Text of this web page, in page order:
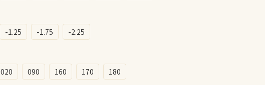
-1.25 -1.75 -2.25
020 090 160 170 180